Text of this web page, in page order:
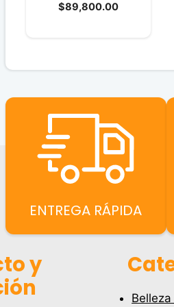
e
$89,800.00El
ENTREGA RÁPIDA
y